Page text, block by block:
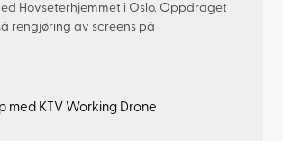
Hovseterhjemmet i Oslo. Oppdraget
rengjøring av screens på